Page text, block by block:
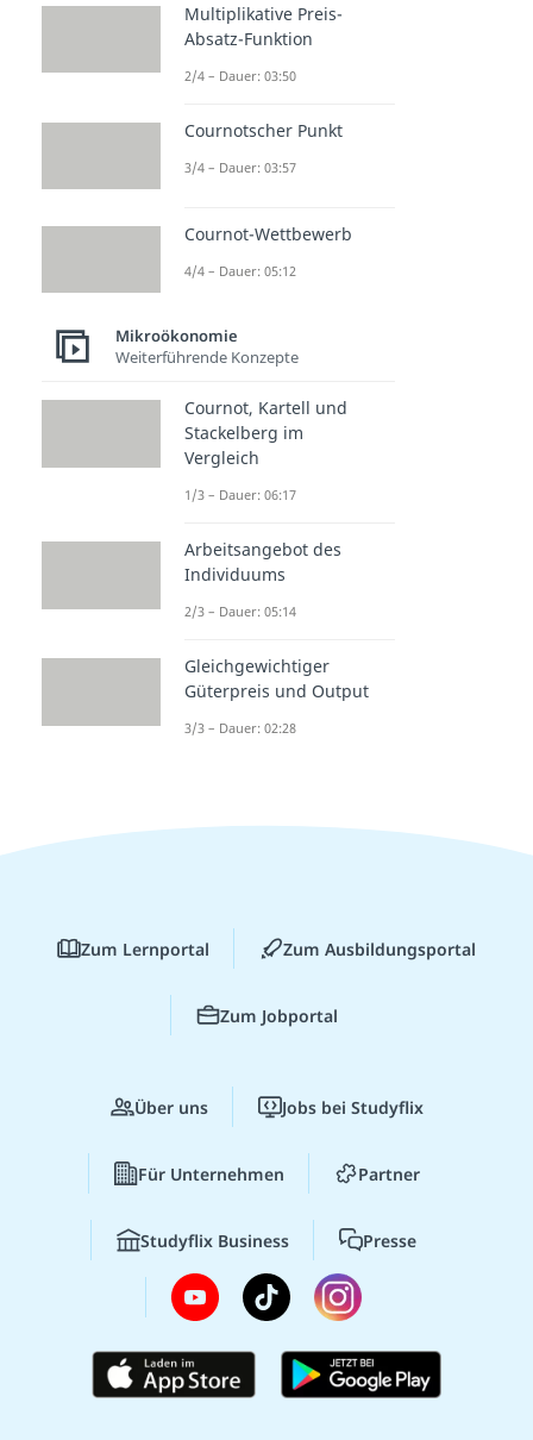
Multiplikative Preis-
Absatz-Funktion
2/4 – Dauer: 03:50
Cournotscher Punkt
3/4 – Dauer: 03:57
Cournot-Wettbewerb
4/4 – Dauer: 05:12
Mikroökonomie
Weiterführende Konzepte
Cournot, Kartell und
Stackelberg im
Vergleich
1/3 – Dauer: 06:17
Arbeitsangebot des
Individuums
2/3 – Dauer: 05:14
Gleichgewichtiger
Güterpreis und Output
3/3 – Dauer: 02:28
Zum Lernportal Zum Ausbildungsportal
Zum Jobportal
Über uns Jobs bei Studyflix
Für Unternehmen Partner
Studyflix Business Presse